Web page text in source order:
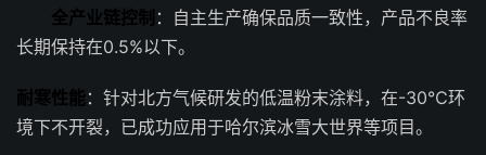
全产业链控制 ：自主生产确保品质一致性，产品不良率
长期保持在0.5%以下。
耐寒性能：针对北方气候研发的低温粉末涂料，在-30℃环
境下不开裂，已成功应用于哈尔滨冰雪大世界等项目。